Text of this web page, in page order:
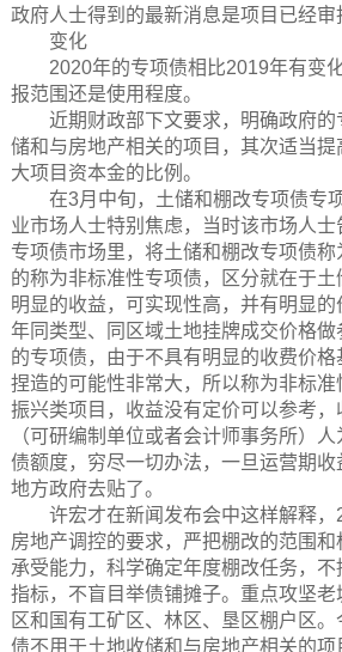
政府人士得到的最新消息是项目已经审
变化
2020年的专项债相比2019年有变
报范围还是使用程度。
近期财政部下文要求，明确政府
储和与房地产相关的项目，其次适当
大项目资本金的比例。
在3月中旬，土储和棚改专项债专
业市场人士特别焦虑，当时该市场人
专项债市场里，将土储和棚改专项债
的称为非标准性专项债，区分就在于
明显的收益，可实现性高，并有明显
年同类型、同区域土地挂牌成交价格做
的专项债，由于不具有明显的收费价
捏造的可能性非常大，所以称为非标
振兴类项目，收益没有定价可以参考
（可研编制单位或者会计师事务所）
债额度，穷尽一切办法，一旦运营期
地方政府去贴了。
许宏才在新闻发布会中这样解释
房地产调控的要求，严把棚改的范围
承受能力，科学确定年度棚改任务，不
指标，不盲目举债铺摊子。重点攻坚老
区和国有工矿区、林区、垦区棚户区
债不用于土地收储和与房地产相关的